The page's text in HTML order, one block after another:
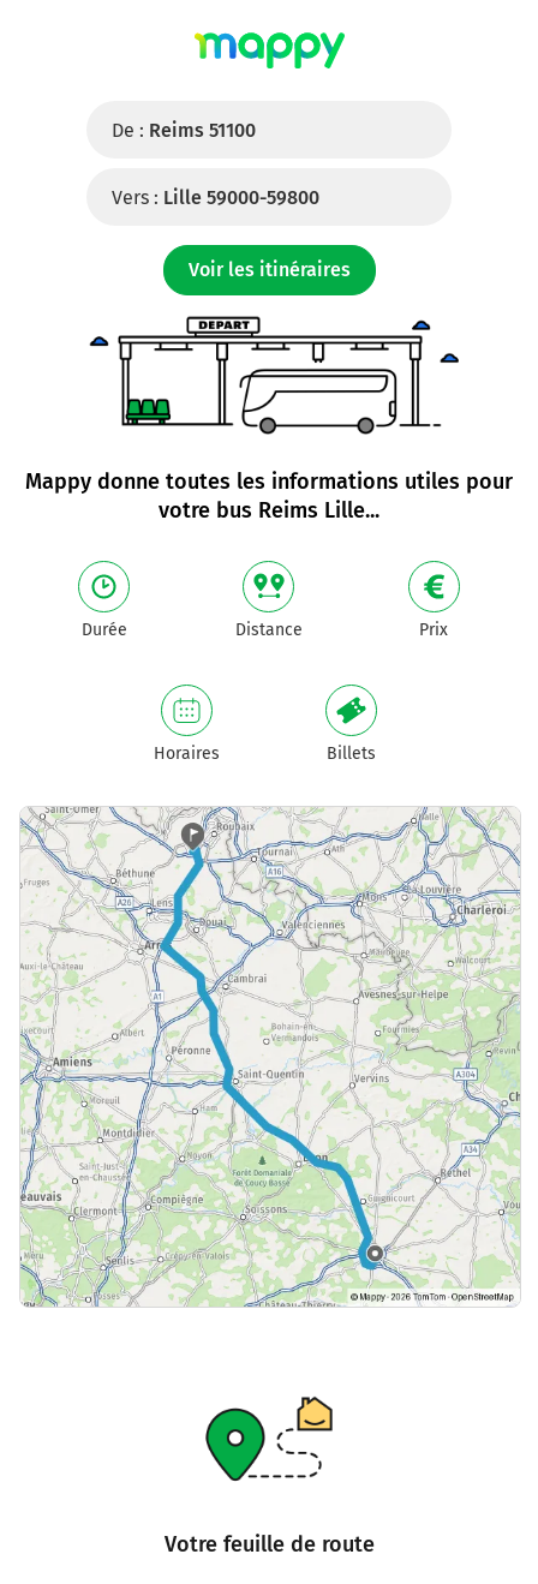
De : Reims 51100
Vers : Lille 59000-59800
Voir les itinéraires
Mappy donne toutes les informations utiles pour
votre bus Reims Lille...
Durée Distance Prix
Horaires Billets
Votre feuille de route